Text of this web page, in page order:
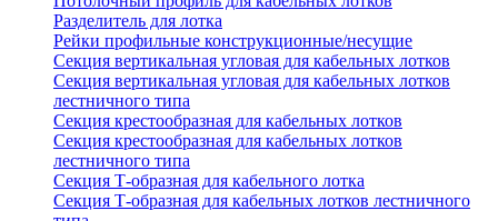
Разделитель для лотка
Рейки профильные конструкционные/несущие
Секция вертикальная угловая для кабельных лотков
Секция вертикальная угловая для кабельных лотков
лестничного типа
Секция крестообразная для кабельных лотков
Секция крестообразная для кабельных лотков
лестничного типа
Секция Т-образная для кабельного лотка
Секция Т-образная для кабельных лотков лестничного